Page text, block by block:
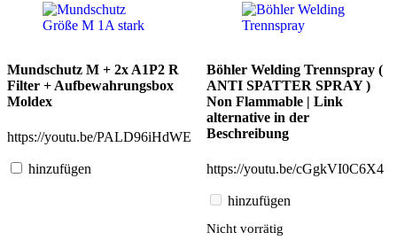
Mundschutz M + 2x A1P2 R
Filter + Aufbewahrungsbox
Moldex
https://youtu.be/PALD96iHdWE
hinzufügen
Böhler Welding Trennspray (
ANTI SPATTER SPRAY )
Non Flammable | Link
alternative in der
Beschreibung
https://youtu.be/cGgkVI0C6X4
hinzufügen
Nicht vorrätig